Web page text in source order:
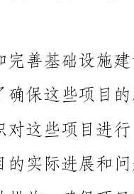
资金使用的合规性，我部门负责组织对这些项目进行自查工作。
本次自查工作的目标是全面了解项目的实际进展和问题，发现存
在的隐患和风险，并提出相应的改进措施，确保项目的顺利进行